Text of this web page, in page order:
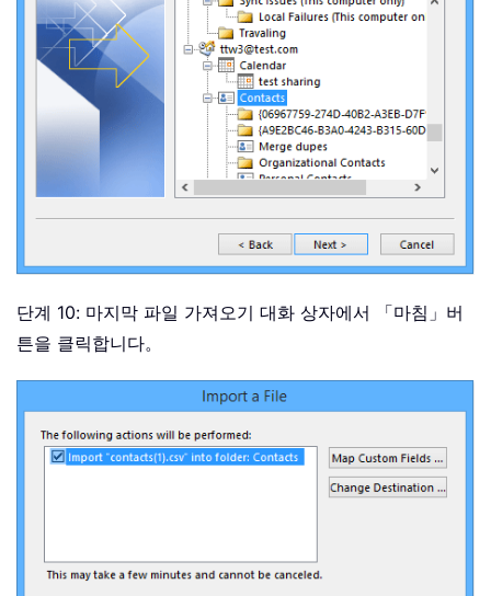
단계 10: 마지막 파일 가져오기 대화 상자에서 「마침」 버
튼을 클릭합니다。